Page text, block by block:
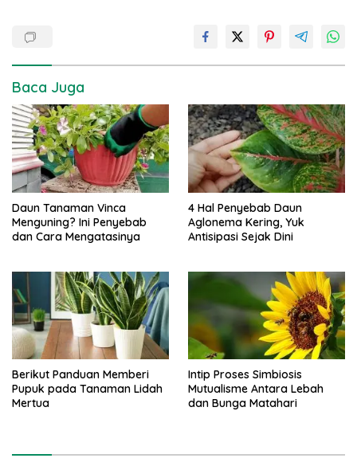
Baca Juga
Daun Tanaman Vinca
Menguning? Ini Penyebab
dan Cara Mengatasinya
4 Hal Penyebab Daun
Aglonema Kering, Yuk
Antisipasi Sejak Dini
Berikut Panduan Memberi
Pupuk pada Tanaman Lidah
Mertua
Intip Proses Simbiosis
Mutualisme Antara Lebah
dan Bunga Matahari